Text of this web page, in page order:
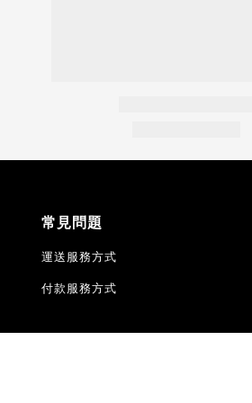
常見問題
運送服務方式
付款服務方式